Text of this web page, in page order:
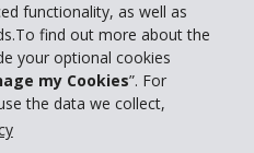
functionality, as well as
find out more about the
your optional cookies
my Cookies”. For
the data we collect,
Inc.
d'utilisation du site
tarifaires | Plan du site